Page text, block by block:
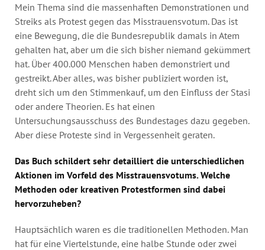
Mein Thema sind die massenhaften Demonstrationen und
Streiks als Protest gegen das Misstrauensvotum. Das ist
eine Bewegung, die die Bundesrepublik damals in Atem
gehalten hat, aber um die sich bisher niemand gekümmert
hat. Über 400.000 Menschen haben demonstriert und
gestreikt. Aber alles, was bisher publiziert worden ist,
dreht sich um den Stimmenkauf, um den Einfluss der Stasi
oder andere Theorien. Es hat einen
Untersuchungsausschuss des Bundestages dazu gegeben.
Aber diese Proteste sind in Vergessenheit geraten.
Das Buch schildert sehr detailliert die unterschiedlichen
Aktionen im Vorfeld des Misstrauensvotums. Welche
Methoden oder kreativen Protestformen sind dabei
hervorzuheben?
Hauptsächlich waren es die traditionellen Methoden. Man
hat für eine Viertelstunde, eine halbe Stunde oder zwei